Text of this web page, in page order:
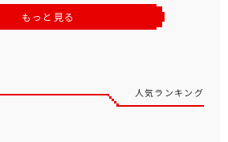
もっと見る
人気ランキング